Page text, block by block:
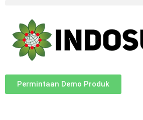
Permintaan Demo Produk